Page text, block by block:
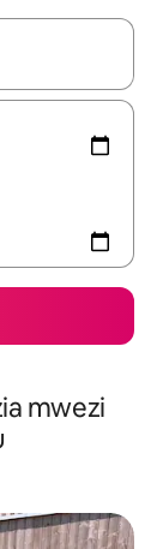
vitufe vya
mwezi